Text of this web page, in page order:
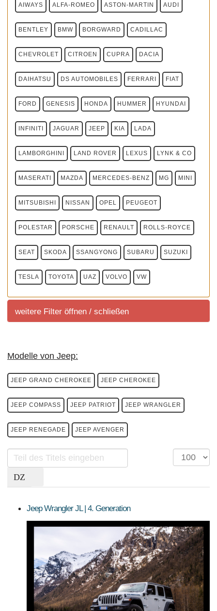
AIWAYS ALFA-ROMEO ASTON-MARTIN AUDI
BENTLEY BMW BORGWARD CADILLAC
CHEVROLET CITROEN CUPRA DACIA
DAIHATSU DS AUTOMOBILES FERRARI FIAT
FORD GENESIS HONDA HUMMER HYUNDAI
INFINITI JAGUAR JEEP KIA LADA
LAMBORGHINI LAND ROVER LEXUS LYNK & CO
MASERATI MAZDA MERCEDES-BENZ MG MINI
MITSUBISHI NISSAN OPEL PEUGEOT
POLESTAR PORSCHE RENAULT ROLLS-ROYCE
SEAT SKODA SSANGYONG SUBARU SUZUKI
TESLA TOYOTA UAZ VOLVO VW
weitere Filter öffnen / schließen
Sortierung SUV Marktuebersicht
Sortierung aller aktuell im deutschem Handel
angeboteten Fahrzeuge.
KLASSEN MOTORISIERUNG ANTRIEBSART
PREISE
Sortierung SUV Datenbank
Modelle und Generationen!
Modelle von Jeep:
JEEP GRAND CHEROKEE JEEP CHEROKEE
JEEP COMPASS JEEP PATRIOT JEEP WRANGLER
JEEP RENEGADE JEEP AVENGER
Teil
des
Titels
eingeben
Anzeige
#
Jeep Wrangler JL | 4. Generation